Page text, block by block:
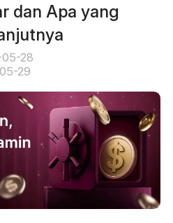
dan Apa yang
28
29